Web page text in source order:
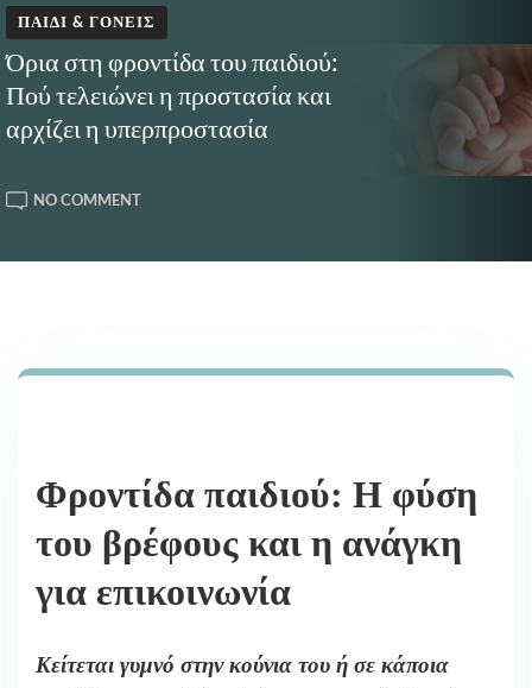
ΠΑΙΔΊ & ΓΟΝΕΊΣ
Όρια στη φροντίδα του παιδιού:
Πού τελειώνει η προστασία και
αρχίζει η υπερπροστασία
NO COMMENTON
ΑΡΧΊΖΕΙ
Η
ΥΠΕΡΠΡΟΣΤΑΣΊΑ
Φροντίδα παιδιού: Η φύση
του βρέφους και η ανάγκη
για επικοινωνία
Κείτεται γυμνό στην κούνια του ή σε κάποια